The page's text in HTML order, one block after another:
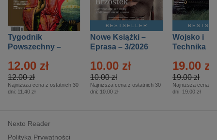
Tygodnik
Powszechny –
12.00 zł
12.00 zł
Najniższa cena z ostatnich 30
dni: 11.40 zł
BESTSELLER
Nowe Książki –
Eprasa – 3/2026
10.00 zł
10.00 zł
Najniższa cena z ostatnich 30
dni: 10.00 zł
Wojsko i
Technika
– 2/2026
19.00 zł
19.00 zł
Najniższa cena z
dni: 19.00 zł
Nexto Reader
Polityka Prywatności